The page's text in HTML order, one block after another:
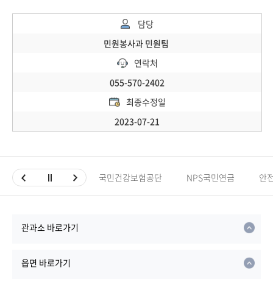
담당
민원봉사과 민원팀
연락처
055-570-2402
최종수정일
2023-07-21
국민건강보험공단 NPS국민연금 안
관과소 바로가기
읍면 바로가기